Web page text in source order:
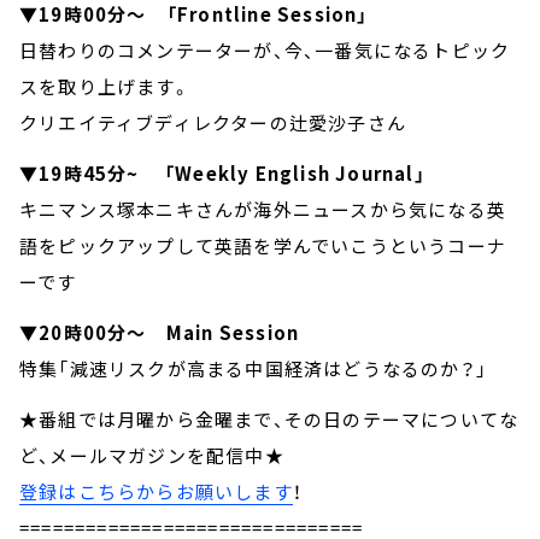
▼19時00分～ 「Frontline Session」
日替わりのコメンテーターが、今、一番気になるトピック
スを取り上げます。
クリエイティブディレクターの辻愛沙子さん
▼19時45分~ 「Weekly English Journal」
キニマンス塚本ニキさんが海外ニュースから気になる英
語をピックアップして英語を学んでいこうというコーナ
ーです
▼20時00分～ Main Session
特集「減速リスクが高まる中国経済はどうなるのか？」
★番組では月曜から金曜まで、その日のテーマについてな
ど、メールマガジンを配信中★
登録はこちらからお願いします！
===============================